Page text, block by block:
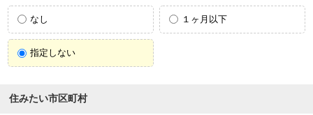
なし １ヶ月以下
指定しない
住みたい市区町村